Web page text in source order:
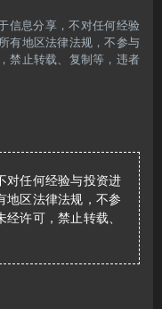
信息分享，不对任何经验
有地区法律法规，不参与
禁止转载、复制等，违者
对任何经验与投资进
地区法律法规，不参
许可，禁止转载、